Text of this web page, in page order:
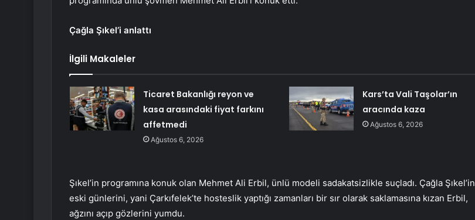
Çağla Şıkel’i anlattı
İlgili Makaleler
Ticaret Bakanlığı reyon ve
kasa arasındaki fiyat farkını
affetmedi
Ağustos 6, 2026
Kars’ta Vali Taşolar’ın
aracında kaza
Ağustos 6, 2026
Şıkel’in programına konuk olan Mehmet Ali Erbil, ünlü modeli sadakatsizlikle suçladı. Çağla Şıkel’in
eski günlerini, yani Çarkıfelek’te hosteslik yaptığı zamanları bir sır olarak saklamasına kızan Erbil,
ağzını açıp gözlerini yumdu.